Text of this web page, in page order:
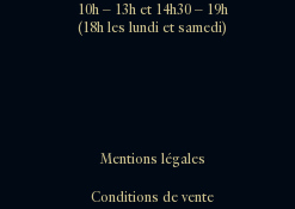
10h – 13h et 14h30 – 19h
(18h les lundi et samedi)
Mentions légales
Conditions de vente